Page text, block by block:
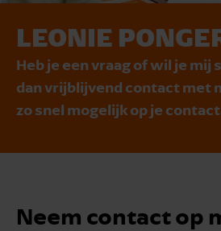
LEONIE
Heb je een vraag of wil je mij
dan vrijblijvend contact met
zo snel mogelijk op je
Neem contact op